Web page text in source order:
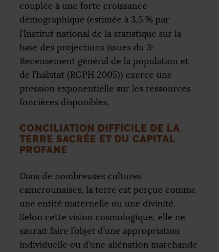
couplée à une forte croissance
démographique (estimée à 3,5 % par
l’Institut national de la statistique sur la
base des projections issues du 3ᵉ
Recensement général de la population et
de l’habitat (RGPH 2005)) exerce une
pression exponentielle sur les ressources
foncières disponibles.
CONCILIATION DIFFICILE DE LA
TERRE SACRÉE ET DU CAPITAL
PROFANE
Dans de nombreuses cultures
camerounaises, la terre est perçue comme
une entité maternelle ou une divinité.
Selon cette vision cosmologique, elle ne
saurait faire l’objet d’une appropriation
individuelle ou d’une aliénation marchande